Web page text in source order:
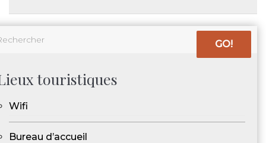
GO!
touristiques
Wifi
Bureau d’accueil